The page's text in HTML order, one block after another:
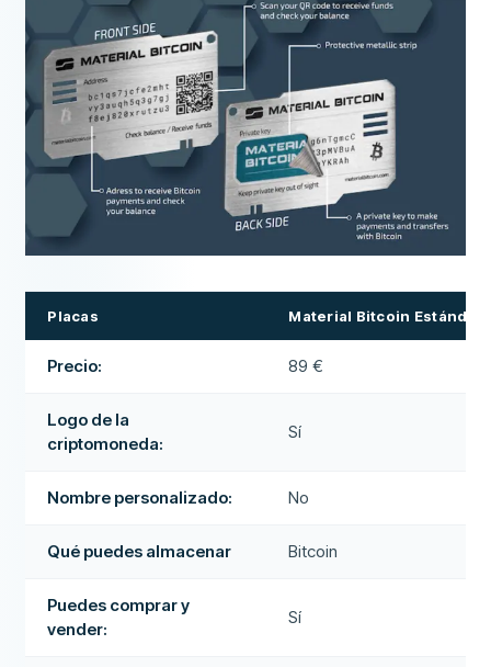
Placas Material Bitcoin Estándar
Precio: 89 €
Logo de la
criptomoneda:
Sí
Nombre personalizado: No
Qué puedes almacenar Bitcoin
Puedes comprar y
vender:
Sí